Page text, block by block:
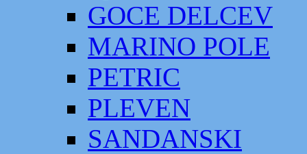
GOCE DELCEV
MARINO POLE
PETRIC
PLEVEN
SANDANSKI